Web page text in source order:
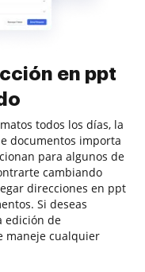
en ppt
todos los días, la
documentos importa
para algunos de
cambiando
direcciones en ppt
Si deseas
edición de
maneje cualquier